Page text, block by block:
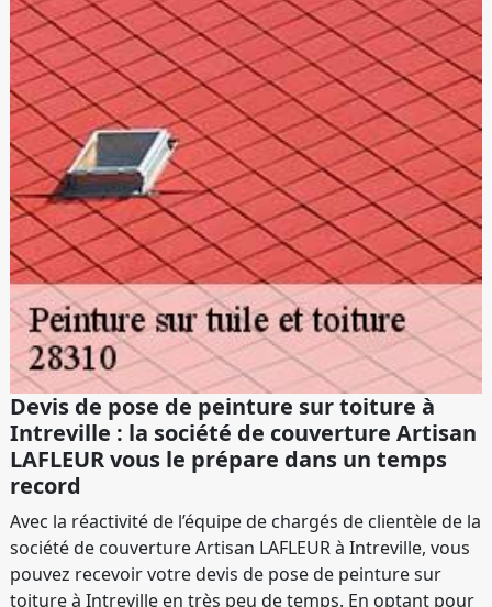
Devis de pose de peinture sur toiture à
Intreville : la société de couverture Artisan
LAFLEUR vous le prépare dans un temps
record
Avec la réactivité de l’équipe de chargés de clientèle de la
société de couverture Artisan LAFLEUR à Intreville, vous
pouvez recevoir votre devis de pose de peinture sur
toiture à Intreville en très peu de temps. En optant pour